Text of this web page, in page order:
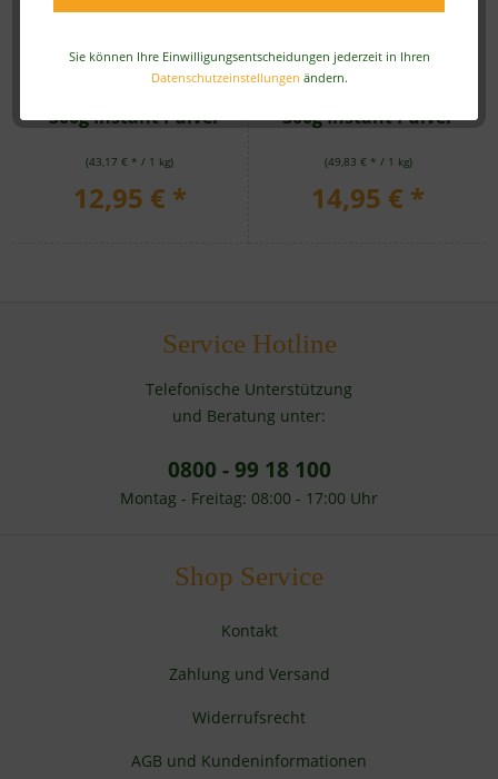
Sie können Ihre Einwilligungsentscheidungen jederzeit in Ihren
Datenschutzeinstellungen ändern.
- 300g Instant Pulver
(43,17 € * / 1 kg)
12,95 € *
300g Instant Pulver
(49,83 € * / 1 kg)
14,95 € *
Service Hotline
Telefonische Unterstützung
und Beratung unter:
0800 - 99 18 100
Montag - Freitag: 08:00 - 17:00 Uhr
Shop Service
Kontakt
Zahlung und Versand
Widerrufsrecht
AGB und Kundeninformationen